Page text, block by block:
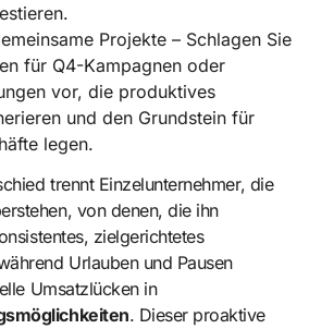
Projekte – Schlagen Sie
für Q4-Kampagnen oder
vor, die produktives
und den Grundstein für
legen.
trennt Einzelunternehmer, die
von denen, die ihn
zielgerichtetes
Urlauben und Pausen
Umsatzlücken in
. Dieser proaktive